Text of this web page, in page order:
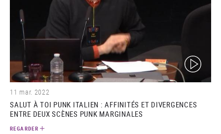
(video)
11 mar. 2022
SALUT À TOI PUNK ITALIEN : AFFINITÉS ET DIVERGENCES
ENTRE DEUX SCÈNES PUNK MARGINALES
REGARDER